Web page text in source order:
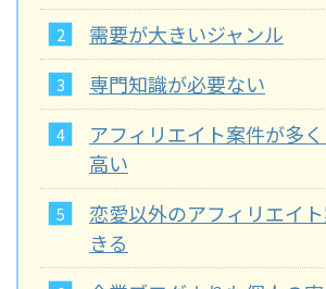
需要が大きいジャンル
専門知識が必要ない
アフィリエイト案件が多
高い
恋愛以外のアフィリエイ
きる